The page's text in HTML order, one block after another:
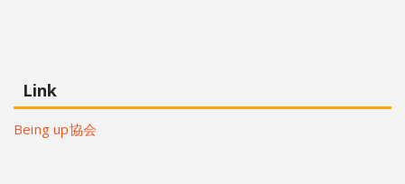
Link
Being up協会